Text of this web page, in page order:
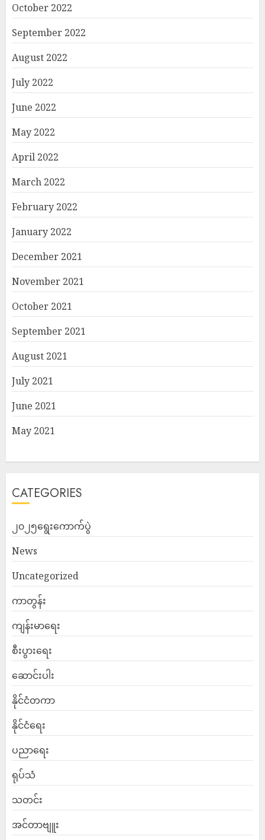
October 2022
September 2022
August 2022
July 2022
June 2022
May 2022
April 2022
March 2022
February 2022
January 2022
December 2021
November 2021
October 2021
September 2021
August 2021
July 2021
June 2021
May 2021
CATEGORIES
၂၀၂၅ရွေးကောက်ပွဲ
News
Uncategorized
ကာတွန်း
ကျန်းမာရေး
စီးပွားရေး
ဆောင်းပါး
နိုင်ငံတကာ
နိုင်ငံရေး
ပညာရေး
ရုပ်သံ
သတင်း
အင်တာဗျူး